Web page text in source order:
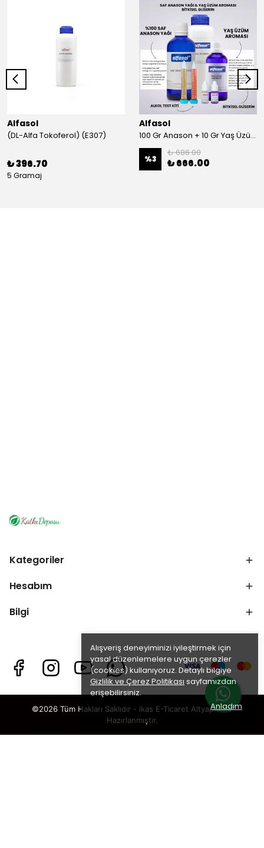
Alışveriş deneyiminizi iyileştirmek için
yasal düzenlemelere uygun çerezler
(cookies) kullanıyoruz. Detaylı bilgiye
Gizlilik ve Çerez Politikası sayfamızdan
erişebilirsiniz.
Anladım
Alfasol
(DL-Alfa Tokoferol) (E307)
₺ 396.70
5 Gramaj
Alfasol
100 Gr Anason + 10 Gr Yaş Üzüm + 250 Gr Gliserin + Alkol Test Kiti
%3
₺ 686.00
₺ 666.00
Kategoriler
Hesabım
Bilgi
©2026 Tüm Hakları Saklıdır - ikas E-Ticaret Altyapısı ile
Hazırlanmıştır.